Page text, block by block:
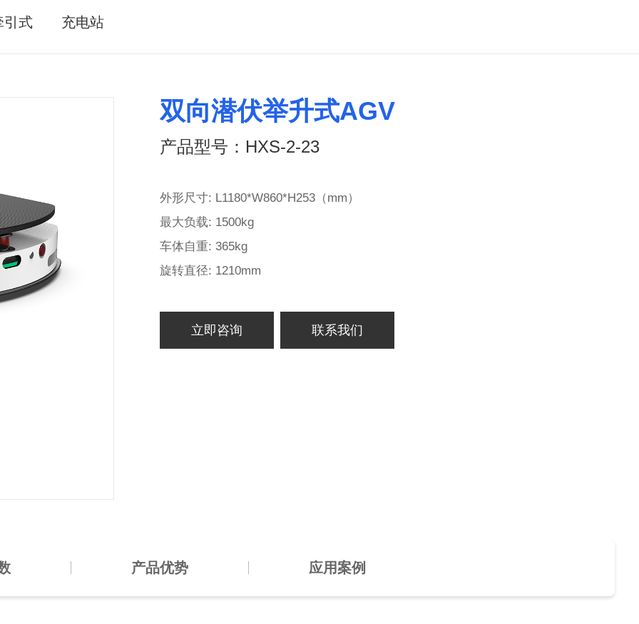
引式 充电站
双向潜伏举升式AGV
产品型号：HXS-2-23
外形尺寸: L1180*W860*H253（mm）
最大负载: 1500kg
车体自重: 365kg
旋转直径: 1210mm
立即咨询 联系我们
产品优势 应用案例